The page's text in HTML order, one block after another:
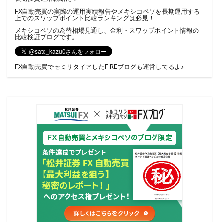
FX自動売買の実際の運用実績報告やメキシコペソを長期運用する
上でのスワップポイント比較ランキングは必見！
メキシコペソの為替相場見通し、金利・スワップポイント情報の
比較検証ブログです。
FX自動売買でセミリタイアしたFIREブログも運営してるよ♪